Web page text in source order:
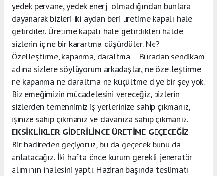
yedek pervane, yedek enerji olmadığından bunlara
dayanarak bizleri iki aydan beri üretime kapalı hale
getirdiler. Üretime kapalı hale getirdikleri halde
sizlerin içine bir karartma düşürdüler. Ne?
Özelleştirme, kapanma, daraltma… Buradan sendikam
adına sizlere söylüyorum arkadaşlar, ne özelleştirme
ne kapanma ne daraltma ne küçültme diye bir şey yok.
Biz emeğimizin mücadelesini vereceğiz, bizlerin
sizlerden temennimiz iş yerlerinize sahip çıkmanız,
işinize sahip çıkmanız ve davanıza sahip çıkmanız.
EKSİKLİKLER GİDERİLİNCE ÜRETİME GEÇECEĞİZ
Bir badireden geçiyoruz, bu da geçecek bunu da
anlatacağız. İki hafta önce kurum gerekli jeneratör
alımının ihalesini yaptı. Haziran başında teslimatı